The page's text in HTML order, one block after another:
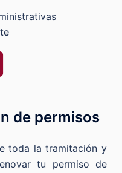
de permisos
toda la tramitación y
tu permiso de